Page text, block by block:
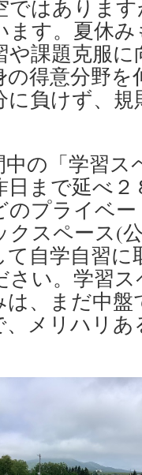
はありま
す。夏休
課題克服
得意分野
負けず、
の「学習ス
まで延べ
のプライベ
スペース(
自学自習
さい。学習
、まだ中
、メリハリ